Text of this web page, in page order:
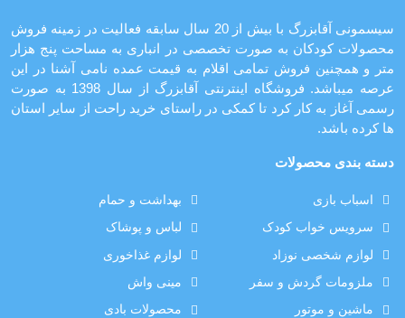
سیسمونی آقابزرگ با بیش از 20 سال سابقه فعالیت در زمینه فروش
محصولات کودکان به صورت تخصصی در انباری به مساحت پنج هزار
متر و همچنین فروش تمامی اقلام به قیمت عمده نامی آشنا در این
عرصه میباشد. فروشگاه اینترنتی آقابزرگ از سال 1398 به صورت
رسمی آغاز به کار کرد تا کمکی در راستای خرید راحت از سایر استان
ها کرده باشد.
دسته بندی محصولات
اسباب بازی بهداشت و حمام
سرویس خواب کودک لباس و پوشاک
لوازم شخصی نوزاد لوازم غذاخوری
ملزومات گردش و سفر مینی واش
ماشین و موتور محصولات بادی